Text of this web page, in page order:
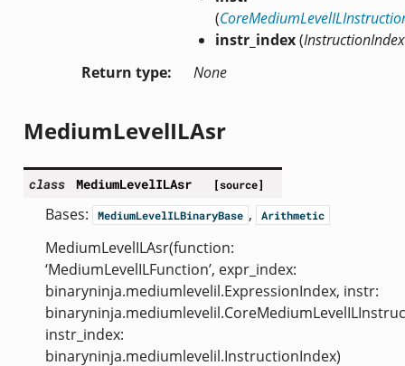
(
instr_index(InstructionIndex
Return type
None
MediumLevelILAsr
class MediumLevelILAsr [source]
Bases: MediumLevelILBinaryBase , Arithmetic
MediumLevelILAsr(function:
‘MediumLevelILFunction’, expr_index:
binaryninja.mediumlevelil.ExpressionIndex, instr:
instr_index:
binaryninja.mediumlevelil.InstructionIndex)